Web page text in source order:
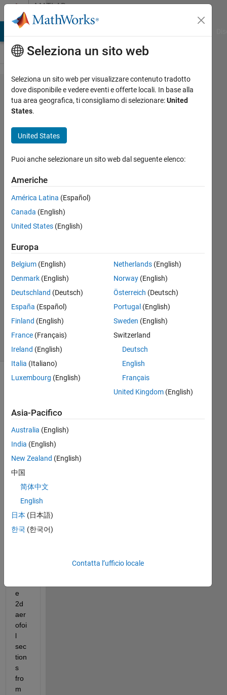
Vai al contenutoMATLAB
Answers
What is
the best
loft
multiple
2d
sections
Reuben
2012
Risposte
Aggiornato
26 Mar
2024
21
Visualizzazioni
(30 giorni)
Mostra
recenti
I
e a
pro
gra
wh
ere
e
2d
aer
ofoi
l
sec
tion
s
fro
m
Seleziona un sito web
Seleziona un sito web per visualizzare contenuto tradotto
dove disponibile e vedere eventi e offerte locali. In base alla
tua area geografica, ti consigliamo di selezionare:United
States.
United States
Puoi anche selezionare un sito web dal seguente elenco:
Americhe
América Latina (Español)
Canada (English)
United States (English)
Europa
Belgium (English)
Denmark (English)
Deutschland (Deutsch)
España (Español)
Finland (English)
France (Français)
Ireland (English)
Italia (Italiano)
Luxembourg (English)
Netherlands(English)
Norway(English)
Österreich (Deutsch)
Portugal (English)
Sweden (English)
Switzerland
Deutsch
English
Français
United Kingdom(English)
Asia-Pacifico
Australia (English)
India (English)
New Zealand (English)
中国
简体中文
English
日本 (日本語)
한국 (한국어)
Contatta l’ufficio locale